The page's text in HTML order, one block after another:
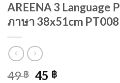
AREENA 3 Language
ภาษา 38x51cm PT008
49฿ 45 ฿